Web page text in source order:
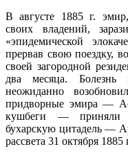
В августе 1885 г.
своих владений,
«эпидемической
прервав свою поездку,
своей загородной
два месяца.
неожиданно
придворные эмира —
кушбеги — приняли
бухарскую цитадель —
рассвета 31 октября